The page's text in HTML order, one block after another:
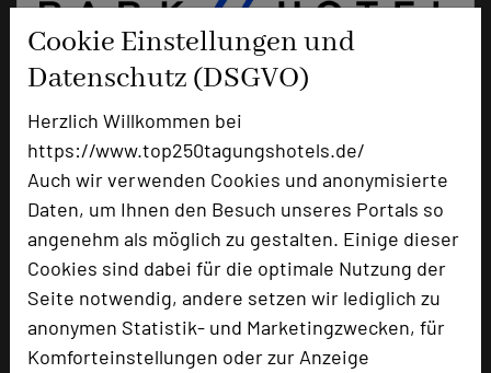
Cookie Einstellungen und
Datenschutz (DSGVO)
Herzlich Willkommen bei
https://www.top250tagungshotels.de/
Auch wir verwenden Cookies und anonymisierte
Daten, um Ihnen den Besuch unseres Portals so
angenehm als möglich zu gestalten. Einige dieser
Cookies sind dabei für die optimale Nutzung der
Seite notwendig, andere setzen wir lediglich zu
anonymen Statistik- und Marketingzwecken, für
Komforteinstellungen oder zur Anzeige
Parkhotel Stuttgart Messe-Airport
Filderbahnstraße 2
70771 Leinfelden-Echterdingen
+49 711 63344-0
Email
Homepage